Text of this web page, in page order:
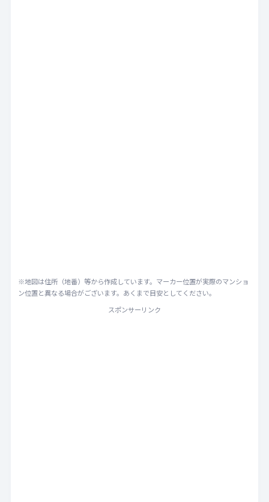
※地図は住所（地番）等から作成しています。マーカー位置が実際のマンショ
ン位置と異なる場合がございます。あくまで目安としてください。
スポンサーリンク